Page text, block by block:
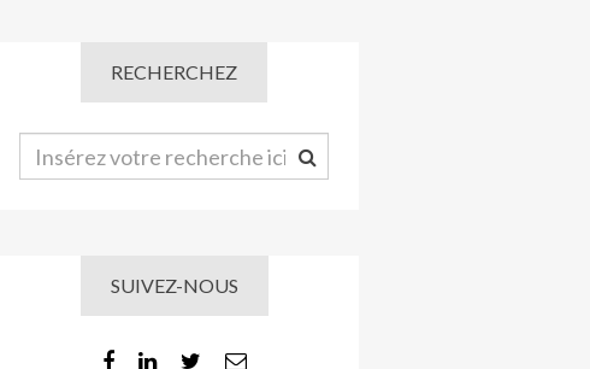
RECHERCHEZ
SUIVEZ-NOUS